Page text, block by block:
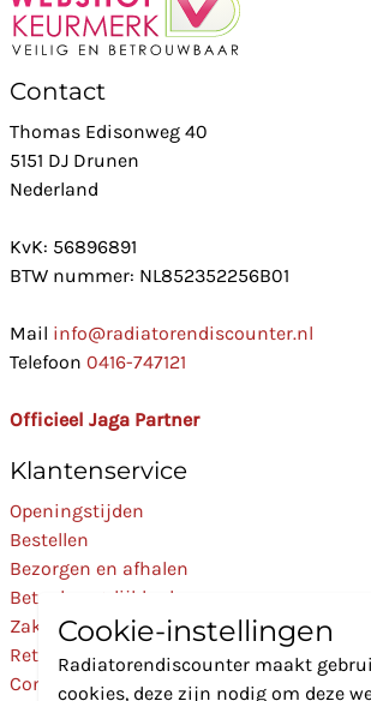
Contact
Thomas Edisonweg 40
5151 DJ Drunen
Nederland
KvK: 56896891
BTW nummer: NL852352256B01
Mail info@radiatorendiscounter.nl
Telefoon 0416-747121
Officieel Jaga Partner
Klantenservice
Openingstijden
Bestellen
Bezorgen en afhalen
Betaalmogelijkheden
Zakelijk
Retourneren
Contact
Cookie-instellingen
Radiatorendiscounter maakt
cookies, deze zijn nodig om deze